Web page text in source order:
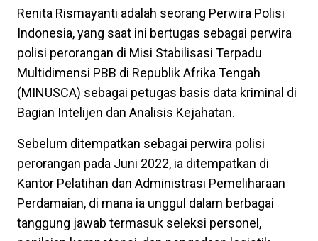
Renita Rismayanti adalah seorang Perwira Polisi
Indonesia, yang saat ini bertugas sebagai perwira
polisi perorangan di Misi Stabilisasi Terpadu
Multidimensi PBB di Republik Afrika Tengah
(MINUSCA) sebagai petugas basis data kriminal di
Bagian Intelijen dan Analisis Kejahatan.
Sebelum ditempatkan sebagai perwira polisi
perorangan pada Juni 2022, ia ditempatkan di
Kantor Pelatihan dan Administrasi Pemeliharaan
Perdamaian, di mana ia unggul dalam berbagai
tanggung jawab termasuk seleksi personel,